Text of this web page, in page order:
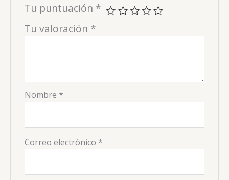
Tu puntuación *
Tu valoración *
Nombre *
Correo electrónico *